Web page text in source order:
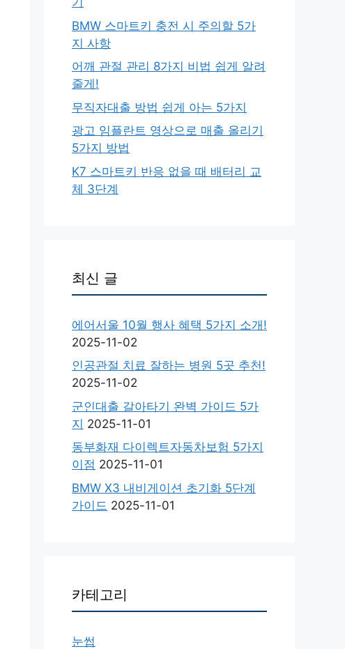
BMW 스마트키 충전 시 주의할 5가
지 사항
어깨 관절 관리 8가지 비법 쉽게 알려
줄게!
무직자대출 방법 쉽게 아는 5가지
광고 임플란트 영상으로 매출 올리기
5가지 방법
K7 스마트키 반응 없을 때 배터리 교
체 3단계
최신 글
에어서울 10월 행사 혜택 5가지 소개!
2025-11-02
인공관절 치료 잘하는 병원 5곳 추천!
2025-11-02
군인대출 갈아타기 완벽 가이드 5가
지 2025-11-01
동부화재 다이렉트자동차보험 5가지
이점 2025-11-01
BMW X3 내비게이션 초기화 5단계
가이드 2025-11-01
카테고리
눈썹